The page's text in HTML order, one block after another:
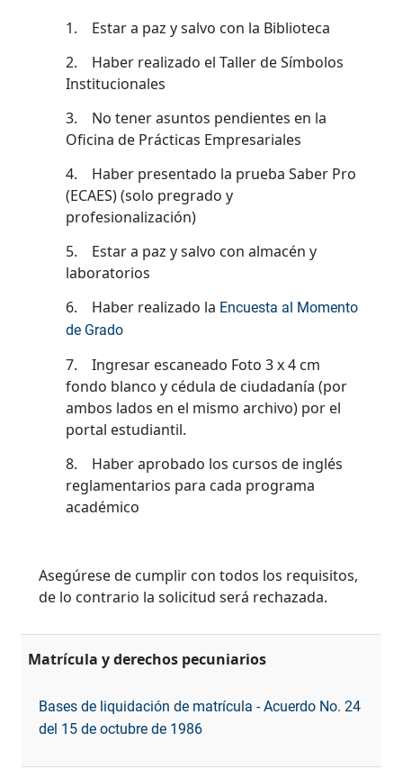
1. Estar a paz y salvo con la Biblioteca
2. Haber realizado el Taller de Símbolos
Institucionales
3. No tener asuntos pendientes en la
Oficina de Prácticas Empresariales
4. Haber presentado la prueba Saber Pro
(ECAES) (solo pregrado y
profesionalización)
5. Estar a paz y salvo con almacén y
laboratorios
6. Haber realizado la Encuesta al Momento
de Grado
7. Ingresar escaneado Foto 3 x 4 cm
fondo blanco y cédula de ciudadanía (por
ambos lados en el mismo archivo) por el
portal estudiantil.
8. Haber aprobado los cursos de inglés
reglamentarios para cada programa
académico
Asegúrese de cumplir con todos los requisitos,
de lo contrario la solicitud será rechazada.
Matrícula y derechos pecuniarios
Bases de liquidación de matrícula - Acuerdo No. 24
del 15 de octubre de 1986